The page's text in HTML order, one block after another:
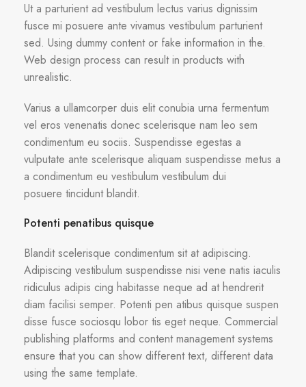
Ut a parturient ad vestibulum lectus varius dignissim
fusce mi posuere ante vivamus vestibulum parturient
sed. Using dummy content or fake information in the.
Web design process can result in products with
unrealistic.
Varius a ullamcorper duis elit conubia urna fermentum
vel eros venenatis donec scelerisque nam leo sem
condimentum eu sociis. Suspendisse egestas a
vulputate ante scelerisque aliquam suspendisse metus a
a condimentum eu vestibulum vestibulum dui
posuere tincidunt blandit.
Potenti penatibus quisque
Blandit scelerisque condimentum sit at adipiscing.
Adipiscing vestibulum suspendisse nisi vene natis iaculis
ridiculus adipis cing habitasse neque ad at hendrerit
diam facilisi semper. Potenti pen atibus quisque suspen
disse fusce sociosqu lobor tis eget neque. Commercial
publishing platforms and content management systems
ensure that you can show different text, different data
using the same template.